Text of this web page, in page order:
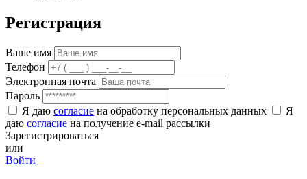
Регистрация
Ваше имя
Телефон
Электронная почта
Пароль
Я даю согласие на обработку персональных данных
Я
даю согласие на получение e-mail рассылки
Зарегистрироваться
или
Войти